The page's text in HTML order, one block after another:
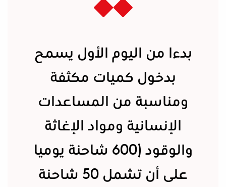
بدءا من اليوم الأول يسمح
بدخول كميات مكثفة
ومناسبة من المساعدات
الإنسانية ومواد الإغاثة
والوقود (600 شاحنة يوميا
على أن تشمل 50 شاحنة